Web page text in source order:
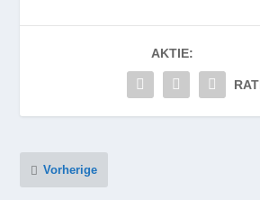
AKTIE:
Vorherige